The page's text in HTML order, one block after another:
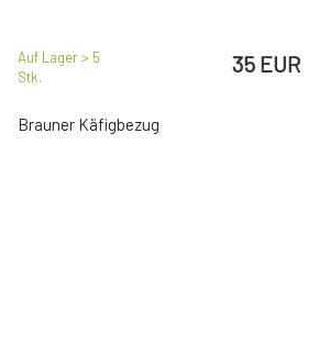
Auf Lager > 5
Stk.
35 EUR
Brauner Käfigbezug